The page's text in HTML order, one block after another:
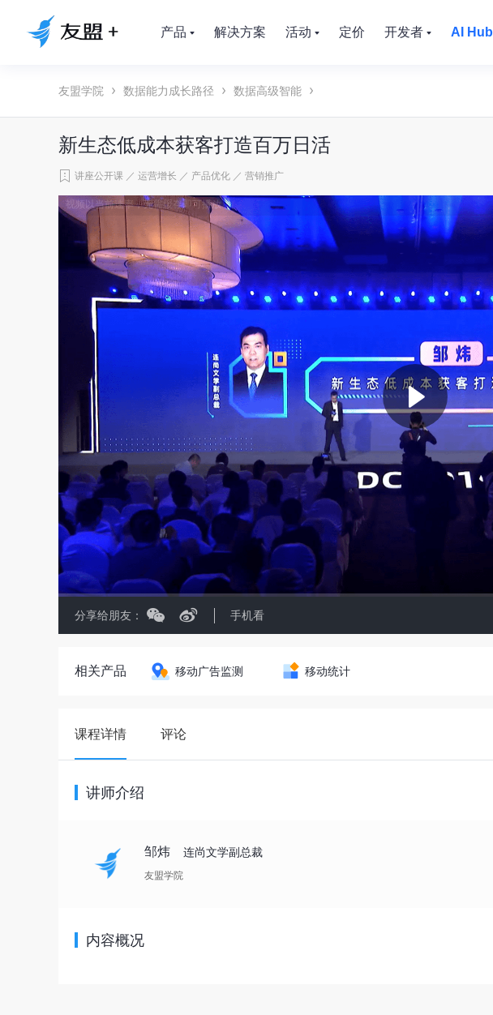
产品 解决方案 活动 定价 开发者 AI Hub
友盟学院 数据能力成长路径 数据高级智能
新生态低成本获客打造百万日活
讲座公开课 ／ 运营增长 ／ 产品优化 ／ 营销推广
分享给朋友： 手机看
相关产品 移动广告监测 移动统计
课程详情 评论
讲师介绍
邹炜 连尚文学副总裁
友盟学院
内容概况